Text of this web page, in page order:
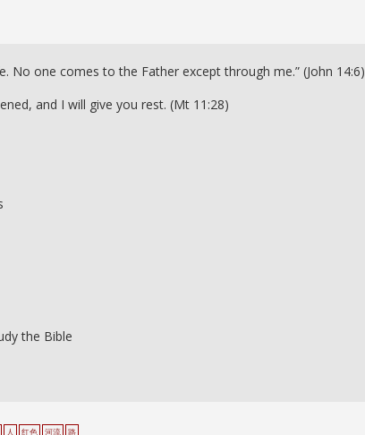
No one comes to the Father except through me.” (John 14:6)
and I will give you rest. (Mt 11:28)
the Bible
人 红色 河流 路